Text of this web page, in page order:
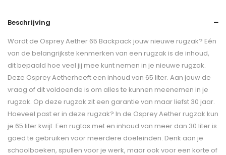
Beschrijving
Wordt de Osprey Aether 65 Backpack jouw nieuwe rugzak? Eén
van de belangrijkste kenmerken van een rugzak is de inhoud,
dit bepaald hoe veel jij mee kunt nemen in je nieuwe rugzak.
Deze Osprey Aetherheeft een inhoud van 65 liter. Aan jouw de
vraag of dit voldoende is om alles te kunnen meenemen in je
rugzak. Op deze rugzak zit een garantie van maar liefst 30 jaar.
Hoeveel past er in deze rugzak? In de Osprey Aether rugzak kun
je 65 liter kwijt. Een rugtas met en inhoud van meer dan 30 liter is
goed te gebruiken voor meerdere doeleinden. Denk aan je
schoolboeken, spullen voor je werk, maar ook voor een korte of